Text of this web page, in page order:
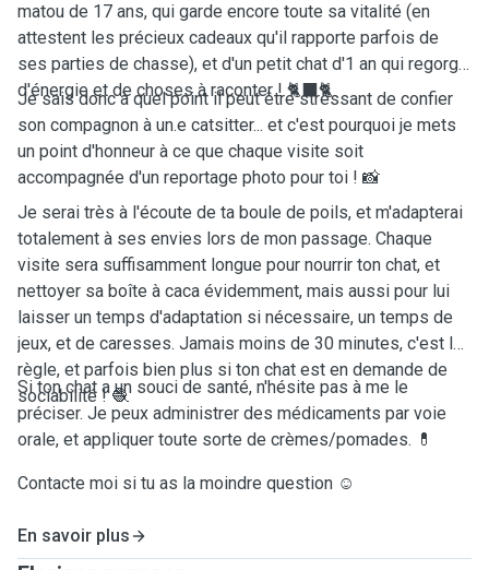
matou de 17 ans, qui garde encore toute sa vitalité (en
attestent les précieux cadeaux qu'il rapporte parfois de
ses parties de chasse), et d'un petit chat d'1 an qui regorge
d'énergie et de choses à raconter ! ￼🐈‍⬛🐈
Je sais donc à quel point il peut être stressant de confier
son compagnon à un.e catsitter... et c'est pourquoi je mets
un point d'honneur à ce que chaque visite soit
accompagnée d'un reportage photo pour toi ! 📸
Je serai très à l'écoute de ta boule de poils, et m'adapterai
totalement à ses envies lors de mon passage. Chaque
visite sera suffisamment longue pour nourrir ton chat, et
nettoyer sa boîte à caca évidemment, mais aussi pour lui
laisser un temps d'adaptation si nécessaire, un temps de
jeux, et de caresses. Jamais moins de 30 minutes, c'est la
règle, et parfois bien plus si ton chat est en demande de
sociabilité ! 🧶
Si ton chat a un souci de santé, n'hésite pas à me le
préciser. Je peux administrer des médicaments par voie
orale, et appliquer toute sorte de crèmes/pomades. 💊
Contacte moi si tu as la moindre question ☺️
En savoir plus